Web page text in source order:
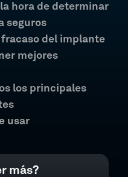
hora de determinar
seguros
fracaso del implante
mejores
los principales
usar
más?